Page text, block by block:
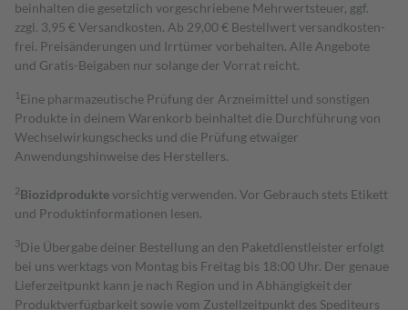
beinhalten die gesetzlich vorgeschriebene Mehrwertsteuer, ggf.
zzgl. 3,95 € Versandkosten. Ab 29,00 € Bestell­wert versand­kosten­
frei. Preisänderungen und Irrtümer vorbehalten. Alle Angebote
und Gratis-Beigaben nur solange der Vorrat reicht.
1 Eine pharmazeutische Prüfung der Arzneimittel und sonstigen
Produkte in deinem Warenkorb beinhaltet die Durchführung von
Wechselwirkungschecks und die Prüfung etwaiger
Anwendungshinweise des Herstellers.
2Biozidproduktevorsichtig verwenden. Vor Gebrauch stets Etikett
und Produktinformationen lesen.
3Die Übergabe deiner Bestellung an den Paketdienstleister erfolgt
bei uns werktags von Montag bis Freitag bis 18:00 Uhr. Der genaue
Lieferzeitpunkt kann je nach Region und in Abhängigkeit der
Produktverfügbarkeit sowie vom Zustellzeitpunkt des Spediteurs